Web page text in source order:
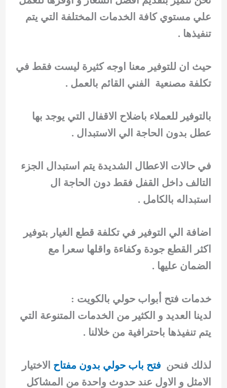
علي مستوي كافة الخدمات المختلفة التي يتم
تنفيذها .
حيث ان للتوفير معنا اوجه كثيرة ليست فقط في
تكلفة مصنعية الفني القائم بالعمل .
بالتوفير للعملاء باضلاح الاقفال التي يوجد بها
عطل بدون الحاجة الي الاستبدال .
في حالات الاعطال الشديدة يتم استبدال الجزء
التالف داخل القفل فقط دون الحاجة ال
استبداله بالكامل .
اضافة الي التوفير في تكلفة قطع الغيار بتوفير
اكثر القطع جودة وكفاءة واقلها سعرا مع
الضمان عليها .
خدمات فتح أبواب حولي بالكويت :
لدينا العديد و الكثير من الخدمات المتنوعة التي
يتم تنفيذها باحترافية من خلالنا .
لذلك فنحن فتح باب حولي بدون مفتاح الاختيار
الامثل و الاول عند حدوث واحدة من المشاكل